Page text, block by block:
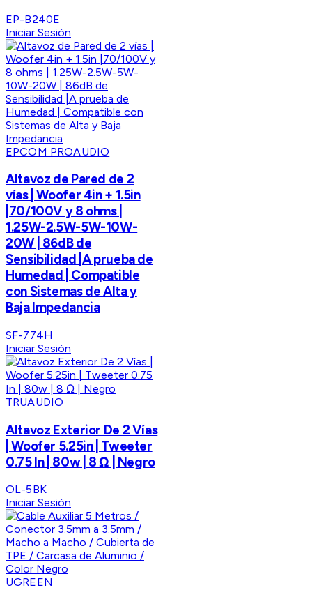
EP-B240E
Iniciar Sesión
EPCOM PROAUDIO
Altavoz de Pared de 2
vías | Woofer 4in + 1.5in
|70/100V y 8 ohms |
1.25W-2.5W-5W-10W-
20W | 86dB de
Sensibilidad |A prueba de
Humedad | Compatible
con Sistemas de Alta y
Baja Impedancia
SF-774H
Iniciar Sesión
TRUAUDIO
Altavoz Exterior De 2 Vías
| Woofer 5.25in | Tweeter
0.75 In | 80w | 8 Ω | Negro
OL-5BK
Iniciar Sesión
UGREEN